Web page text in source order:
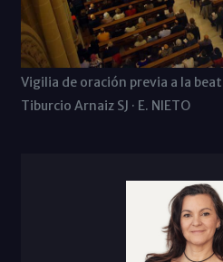
Vigilia de oración previa a la
Tiburcio Arnaiz SJ · E. NIETO